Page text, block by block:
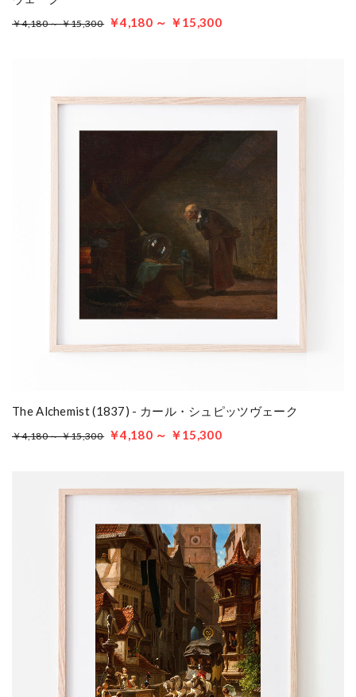
￥4,180 ～ ￥15,300 ￥4,180 ～ ￥15,300
The Alchemist (1837) - カール・シュピッツヴェーク
￥4,180 ～ ￥15,300 ￥4,180 ～ ￥15,300